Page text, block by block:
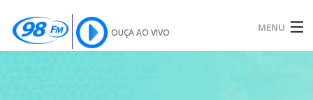
OUÇA AO VIVO MENU